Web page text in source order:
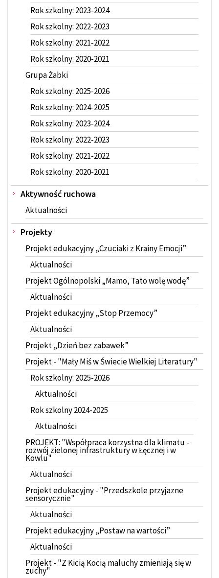
Rok szkolny: 2023-2024
Rok szkolny: 2022-2023
Rok szkolny: 2021-2022
Rok szkolny: 2020-2021
Grupa Żabki
Rok szkolny: 2025-2026
Rok szkolny: 2024-2025
Rok szkolny: 2023-2024
Rok szkolny: 2022-2023
Rok szkolny: 2021-2022
Rok szkolny: 2020-2021
Aktywność ruchowa
Aktualności
Projekty
Projekt edukacyjny „Czuciaki z Krainy Emocji”
Aktualności
Projekt Ogólnopolski „Mamo, Tato wolę wodę”
Aktualności
Projekt edukacyjny „Stop Przemocy”
Aktualności
Projekt „Dzień bez zabawek”
Projekt - "Mały Miś w Świecie Wielkiej Literatury"
Rok szkolny: 2025-2026
Aktualności
Rok szkolny 2024-2025
Aktualności
PROJEKT: "Współpraca korzystna dla klimatu -
rozwój zielonej infrastruktury w Łęcznej i w
Kowlu"
Aktualności
Projekt edukacyjny - "Przedszkole przyjazne
sensorycznie"
Aktualności
Projekt edukacyjny „Postaw na wartości”
Aktualności
Projekt - "Z Kicią Kocią maluchy zmieniają się w
zuchy"